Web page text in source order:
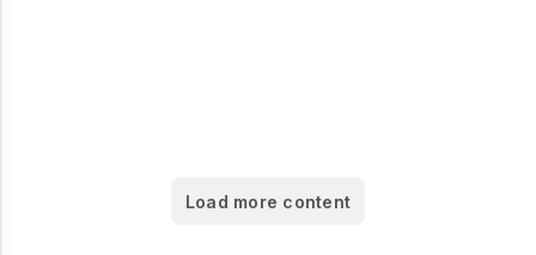
Load more content